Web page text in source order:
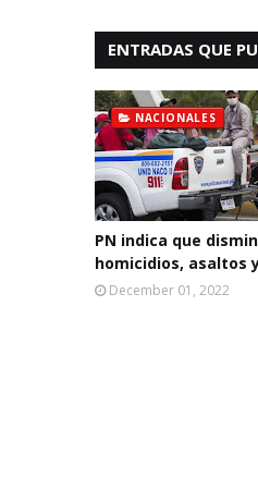
ENTRADAS QUE
NACIONALES
PN indica que
homicidios, asaltos
December 01, 2022